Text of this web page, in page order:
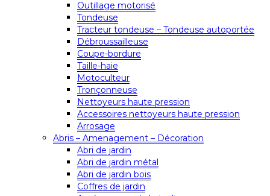
Outillage motorisé
Tondeuse
Tracteur tondeuse – Tondeuse autoportée
Débroussailleuse
Coupe-bordure
Taille-haie
Motoculteur
Tronçonneuse
Nettoyeurs haute pression
Accessoires nettoyeurs haute pression
Arrosage
Abris – Amenagement – Décoration
Abri de jardin
Abri de jardin métal
Abri de jardin bois
Coffres de jardin